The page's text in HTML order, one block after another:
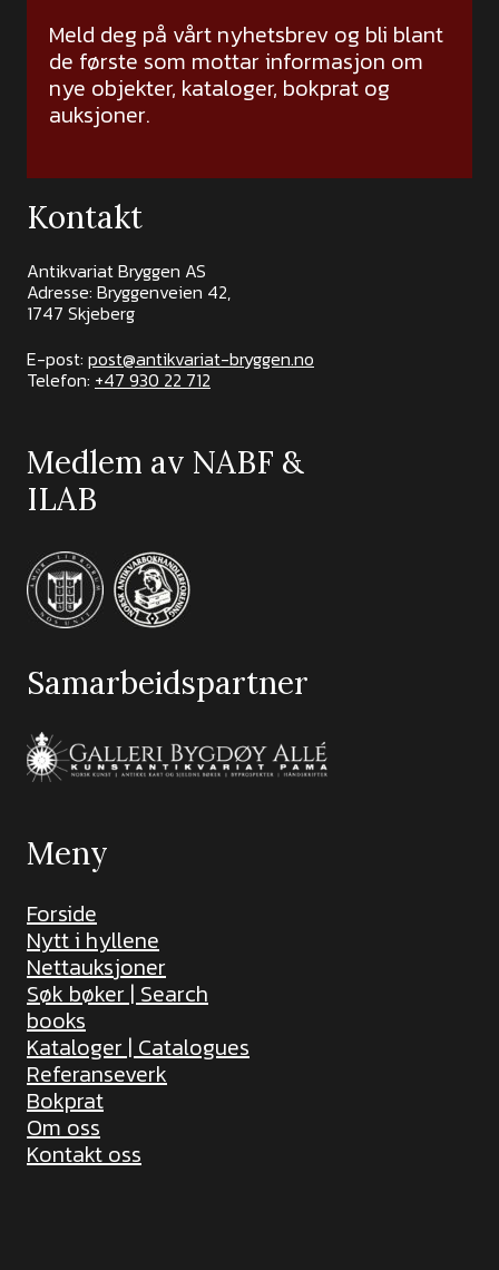
Meld deg på vårt nyhetsbrev og bli blant
de første som mottar informasjon om
nye objekter, kataloger, bokprat og
auksjoner.
Kontakt
Antikvariat Bryggen AS
Adresse: Bryggenveien 42,
1747 Skjeberg
E-post: post@antikvariat-bryggen.no
Telefon: +47 930 22 712
Medlem av NABF &
ILAB
Samarbeidspartner
Meny
Forside
Nytt i hyllene
Nettauksjoner
Søk bøker | Search
books
Kataloger | Catalogues
Referanseverk
Bokprat
Om oss
Kontakt oss